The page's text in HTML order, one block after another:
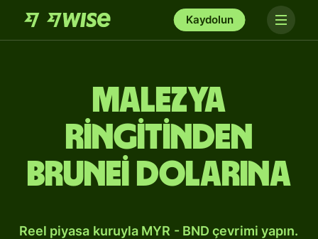
Kaydolun
Malezya
ringitinden
Brunei dolarına
Reel piyasa kuruyla MYR - BND çevrimi yapın.